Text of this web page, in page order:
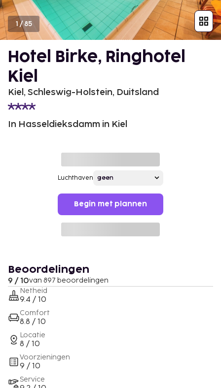
1 /85
Hotel Birke, Ringhotel
Kiel
Kiel, Schleswig-Holstein, Duitsland
In Hasseldieksdamm in Kiel
Luchthaven
Begin met plannen
Beoordelingen
9 / 10van 897 beoordelingen
Netheid
9.4 / 10
Comfort
8.8 / 10
Locatie
8 / 10
Voorzieningen
9 / 10
Service